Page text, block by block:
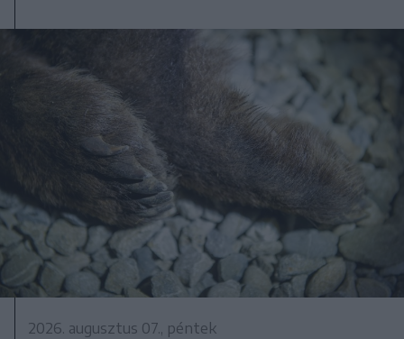
2026. augusztus 07., péntek